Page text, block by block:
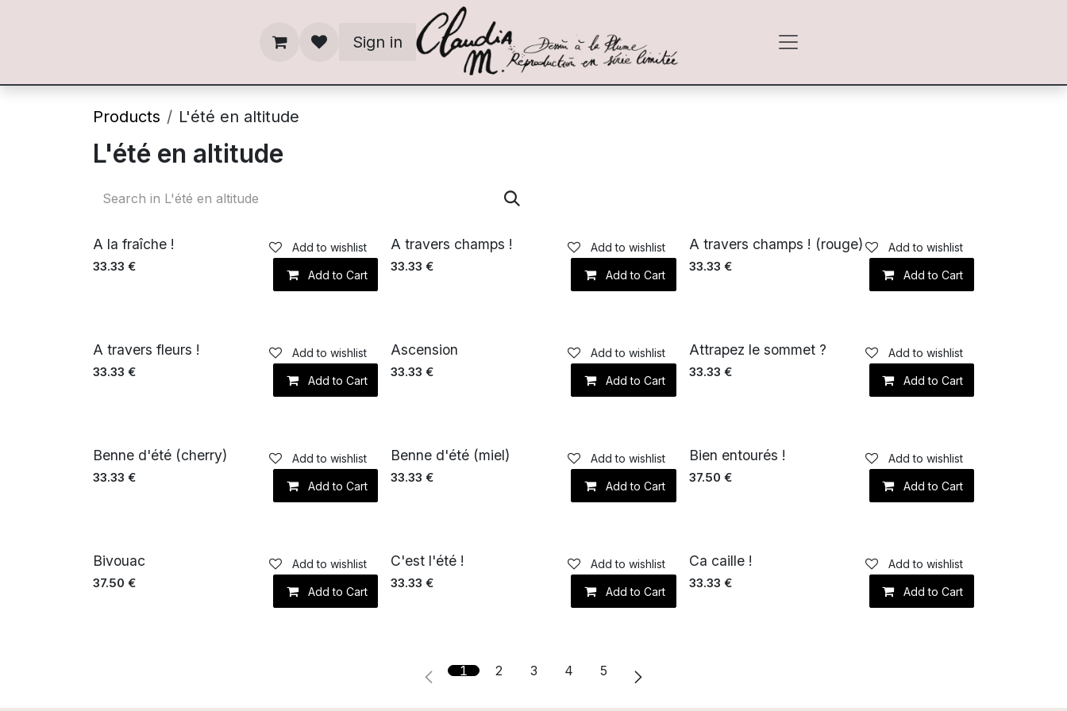
Sign in
Products L'été en altitude
L'été en altitude
A la fraîche !
33.33 €
Add to Cart
Add to wishlist A travers champs !
33.33 €
Add to Cart
Add to wishlist A travers champs ! (rouge)
33.33 €
Add to Cart
Add to wishlist
A travers fleurs !
33.33 €
Add to Cart
Add to wishlist Ascension
33.33 €
Add to Cart
Add to wishlist Attrapez le sommet ?
33.33 €
Add to Cart
Add to wishlist
Benne d'été (cherry)
33.33 €
Add to Cart
Add to wishlist Benne d'été (miel)
33.33 €
Add to Cart
Add to wishlist Bien entourés !
37.50 €
Add to Cart
Add to wishlist
Bivouac
37.50 €
Add to Cart
Add to wishlist C'est l'été !
33.33 €
Add to Cart
Add to wishlist Ca caille !
33.33 €
Add to Cart
Add to wishlist
1 2 3 4 5